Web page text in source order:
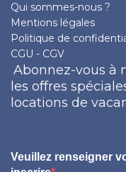
Qui sommes-nous ?
Mentions légales
Politique de
CGU - CGV
Abonnez-vous à
les offres
locations de
Veuillez renseigner